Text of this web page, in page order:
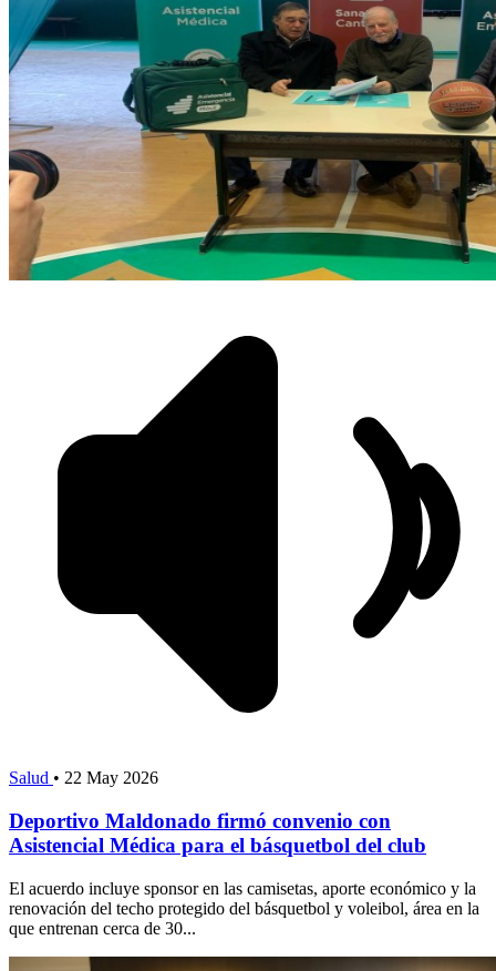
Salud • 22 May 2026
Deportivo Maldonado firmó convenio con
Asistencial Médica para el básquetbol del club
El acuerdo incluye sponsor en las camisetas, aporte económico y la
renovación del techo protegido del básquetbol y voleibol, área en la
que entrenan cerca de 30...